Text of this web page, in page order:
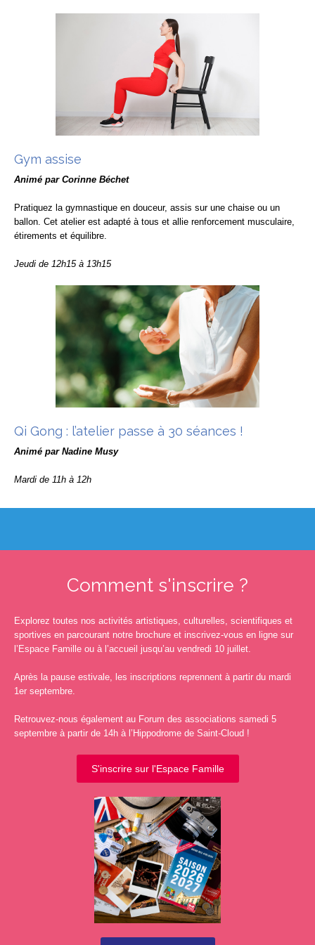
Gym assise
Animé par Corinne Béchet
Pratiquez la gymnastique en douceur, assis sur une chaise ou un
ballon. Cet atelier est adapté à tous et allie renforcement musculaire,
étirements et équilibre.
Jeudi de 12h15 à 13h15
Qi Gong : l’atelier passe à 30 séances !
Animé par Nadine Musy
Mardi de 11h à 12h
Comment s'inscrire ?
Explorez toutes nos activités artistiques, culturelles, scientifiques et
sportives en parcourant notre brochure et inscrivez-vous en ligne sur
l’Espace Famille ou à l’accueil jusqu’au vendredi 10 juillet.
Après la pause estivale, les inscriptions reprennent à partir du mardi
1er septembre.
Retrouvez-nous également au Forum des associations samedi 5
septembre à partir de 14h à l’Hippodrome de Saint-Cloud !
S'inscrire sur l'Espace Famille